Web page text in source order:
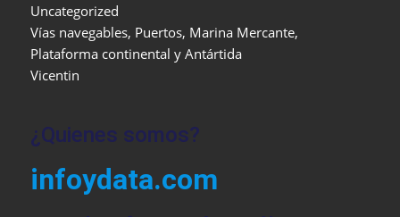
Uncategorized
Vías navegables, Puertos, Marina Mercante,
Plataforma continental y Antártida
Vicentin
¿Quienes somos?
infoydata.com